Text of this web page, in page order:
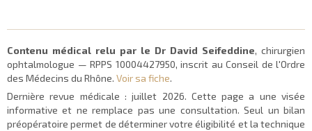
Contenu médical relu par le Dr David Seifeddine, chirurgien
ophtalmologue — RPPS 10004427950, inscrit au Conseil de l'Ordre
des Médecins du Rhône. Voir sa fiche.
Dernière revue médicale :juillet 2026. Cette page a une visée
informative et ne remplace pas une consultation. Seul un bilan
préopératoire permet de déterminer votre éligibilité et la technique